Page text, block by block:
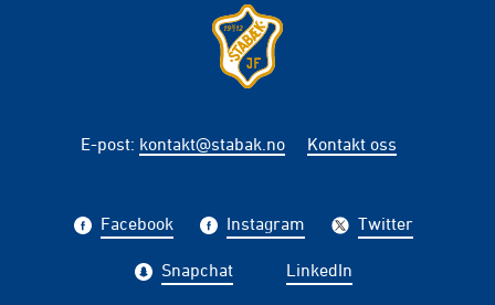
E-post: kontakt@stabak.no Kontakt oss
Facebook Instagram Twitter
Snapchat LinkedIn